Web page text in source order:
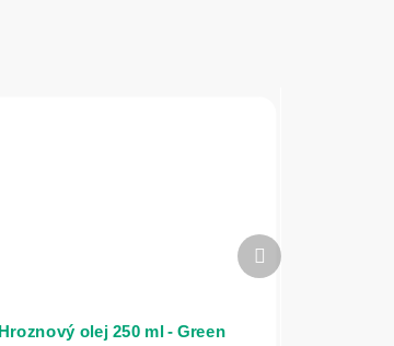
Hroznový olej 250 ml - Green
Ďalší
produkt